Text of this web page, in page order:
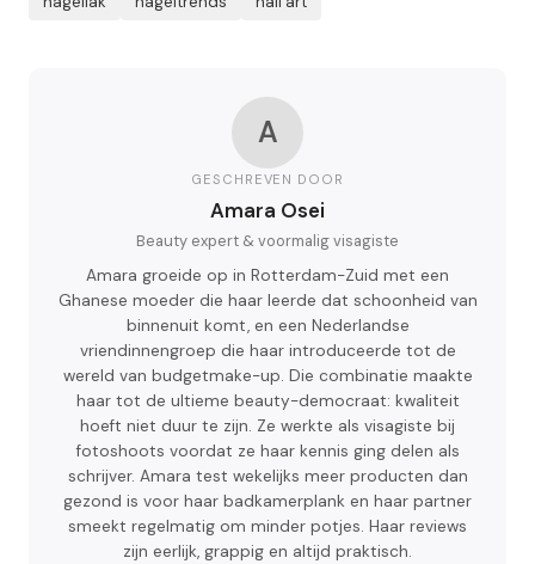
A
GESCHREVEN DOOR
Amara Osei
Beauty expert & voormalig visagiste
Amara groeide op in Rotterdam-Zuid met een
Ghanese moeder die haar leerde dat schoonheid van
binnenuit komt, en een Nederlandse
vriendinnengroep die haar introduceerde tot de
wereld van budgetmake-up. Die combinatie maakte
haar tot de ultieme beauty-democraat: kwaliteit
hoeft niet duur te zijn. Ze werkte als visagiste bij
fotoshoots voordat ze haar kennis ging delen als
schrijver. Amara test wekelijks meer producten dan
gezond is voor haar badkamerplank en haar partner
smeekt regelmatig om minder potjes. Haar reviews
zijn eerlijk, grappig en altijd praktisch.